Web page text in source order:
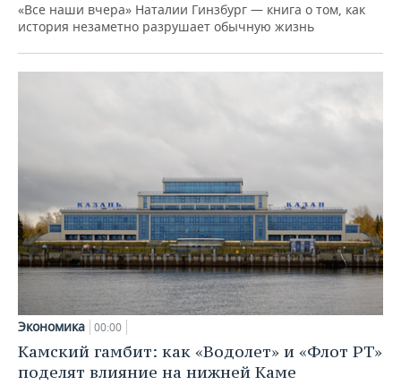
«Все наши вчера» Наталии Гинзбург — книга о том, как
история незаметно разрушает обычную жизнь
Экономика 00:00
Камский гамбит: как «Водолет» и «Флот РТ»
поделят влияние на нижней Каме